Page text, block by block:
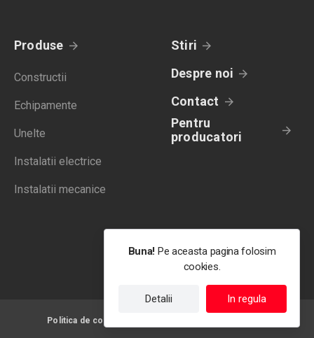
Produse
Constructii
Echipamente
Unelte
Instalatii electrice
Instalatii mecanice
Stiri
Despre noi
Contact
Pentru
producatori
Politica de confidentialitate
Buna! Pe aceasta pagina folosim
cookies.
Detalii In regula